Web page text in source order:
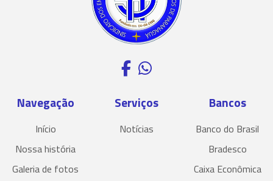
Navegação
Início
Nossa história
Galeria de fotos
Serviços
Notícias
Bancos
Banco do Brasil
Bradesco
Caixa Econômica